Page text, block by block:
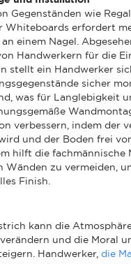
Gegenständen wie
Whiteboards erfordert
einem Nagel.
Handwerkern für die
stellt ein Handwerker
sicher
was für Langlebigkeit
verbessern, indem der
und der Boden frei
hilft die fachmännische
Wänden zu vermeiden,
Finish.
kann die
und die Moral
Handwerker, die